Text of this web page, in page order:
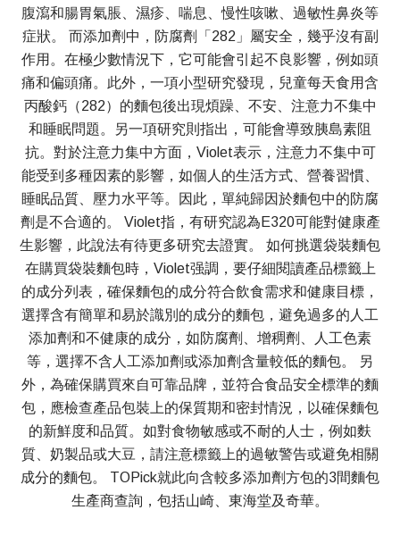
腹瀉和腸胃氣脹、濕疹、喘息、慢性咳嗽、過敏性鼻炎等
症狀。 而添加劑中，防腐劑「282」屬安全，幾乎沒有副
作用。在極少數情況下，它可能會引起不良影響，例如頭
痛和偏頭痛。此外，一項小型研究發現，兒童每天食用含
丙酸鈣（282）的麵包後出現煩躁、不安、注意力不集中
和睡眠問題。另一項研究則指出，可能會導致胰島素阻
抗。對於注意力集中方面，Violet表示，注意力不集中可
能受到多種因素的影響，如個人的生活方式、營養習慣、
睡眠品質、壓力水平等。因此，單純歸因於麵包中的防腐
劑是不合適的。 Violet指，有研究認為E320可能對健康產
生影響，此說法有待更多研究去證實。 如何挑選袋裝麵包
在購買袋裝麵包時，Violet强調，要仔細閱讀產品標籤上
的成分列表，確保麵包的成分符合飲食需求和健康目標，
選擇含有簡單和易於識別的成分的麵包，避免過多的人工
添加劑和不健康的成分，如防腐劑、增稠劑、人工色素
等，選擇不含人工添加劑或添加劑含量較低的麵包。 另
外，為確保購買來自可靠品牌，並符合食品安全標準的麵
包，應檢查產品包裝上的保質期和密封情況，以確保麵包
的新鮮度和品質。如對食物敏感或不耐的人士，例如麩
質、奶製品或大豆，請注意標籤上的過敏警告或避免相關
成分的麵包。 TOPick就此向含較多添加劑方包的3間麵包
生產商查詢，包括山崎、東海堂及奇華。